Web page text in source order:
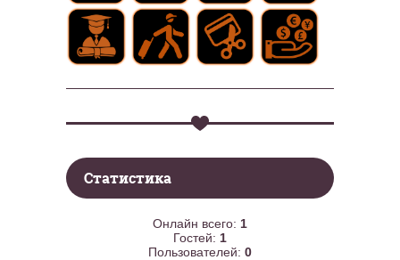
Статистика
Онлайн всего: 1
Гостей: 1
Пользователей: 0